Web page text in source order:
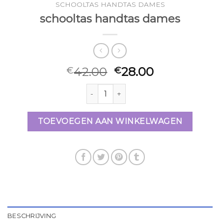
SCHOOLTAS HANDTAS DAMES
schooltas handtas dames
€42.00 €28.00
schooltas handtas dames aantal
TOEVOEGEN AAN WINKELWAGEN
BESCHRIJVING